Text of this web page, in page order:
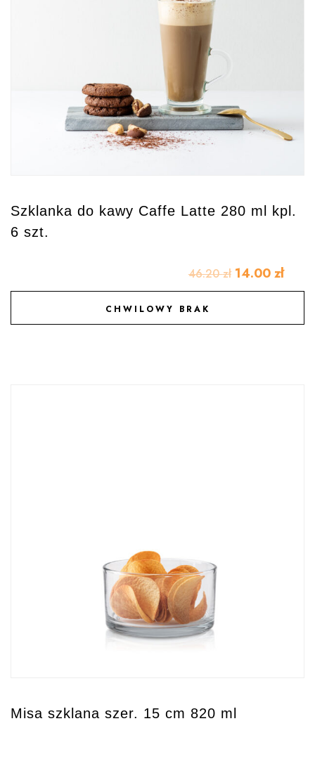
Szklanka do kawy Caffe Latte 280 ml kpl.
6 szt.
46.20zł 14.00 zł
CHWILOWY BRAK
DODAJ DO ULUBIONYCH
Misa szklana szer. 15 cm 820 ml